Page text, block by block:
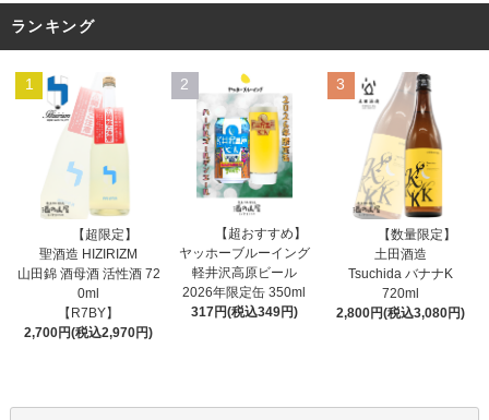
ランキング
1
【超限定】
聖酒造 HIZIRIZM
山田錦 酒母酒 活性酒 72
0ml
【R7BY】
2,700円(税込2,970円)
2
【超おすすめ】
ヤッホーブルーイング
軽井沢高原ビール
2026年限定缶 350ml
317円(税込349円)
3
【数量限定】
土田酒造
Tsuchida バナナK
720ml
2,800円(税込3,080円)